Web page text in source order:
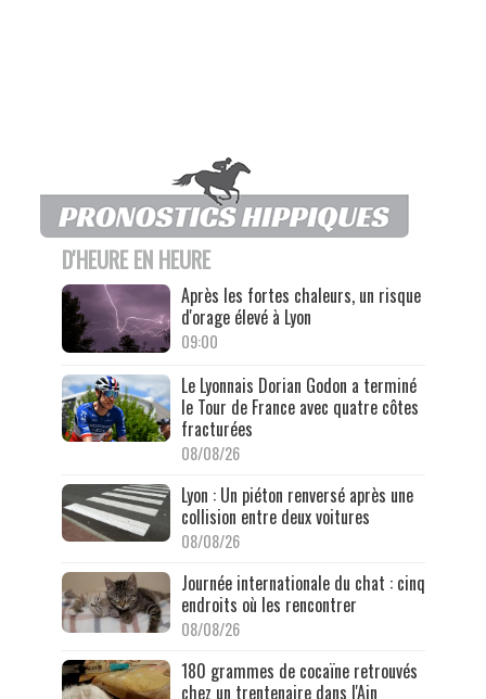
D'HEURE EN HEURE
Après les fortes chaleurs, un risque
d'orage élevé à Lyon
09:00
Le Lyonnais Dorian Godon a terminé
le Tour de France avec quatre côtes
fracturées
08/08/26
Lyon : Un piéton renversé après une
collision entre deux voitures
08/08/26
Journée internationale du chat : cinq
endroits où les rencontrer
08/08/26
180 grammes de cocaïne retrouvés
chez un trentenaire dans l'Ain